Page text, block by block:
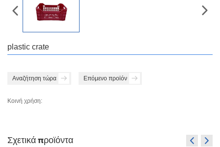
plastic crate
Αναζήτηση τώρα Επόμενο προϊόν
Κοινή χρήση:
Σχετικά προϊόντα